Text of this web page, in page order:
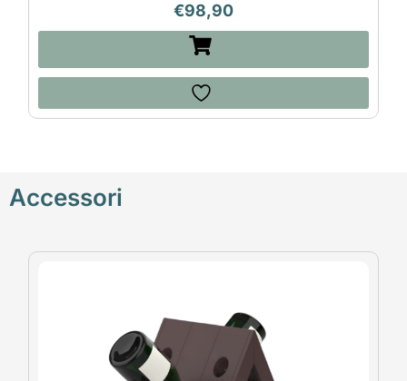
€98,90
Accessori